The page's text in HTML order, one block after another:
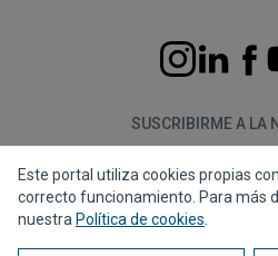
SUSCRIBIRME A LA
Este portal utiliza cookies propias
correcto funcionamiento. Para más
nuestra Política de cookies